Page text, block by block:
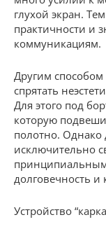
глухой экран.
практичности и
коммуникациям.
Другим
спрятать
Для этого под
которую
полотно.
исключительно
долговечность и
Устройство